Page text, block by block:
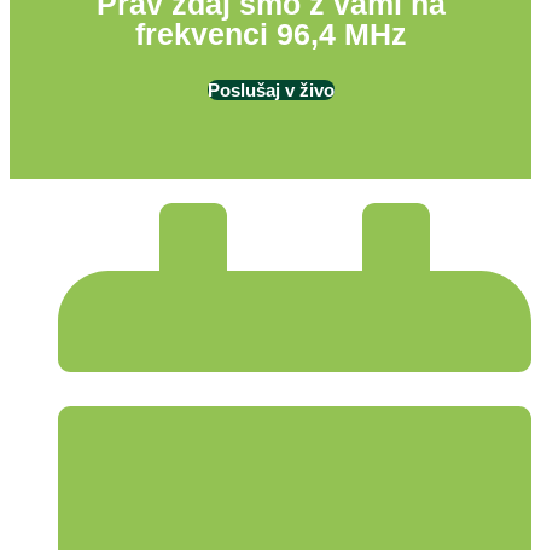
frekvenci 96,4 MHz
Poslušaj v živo